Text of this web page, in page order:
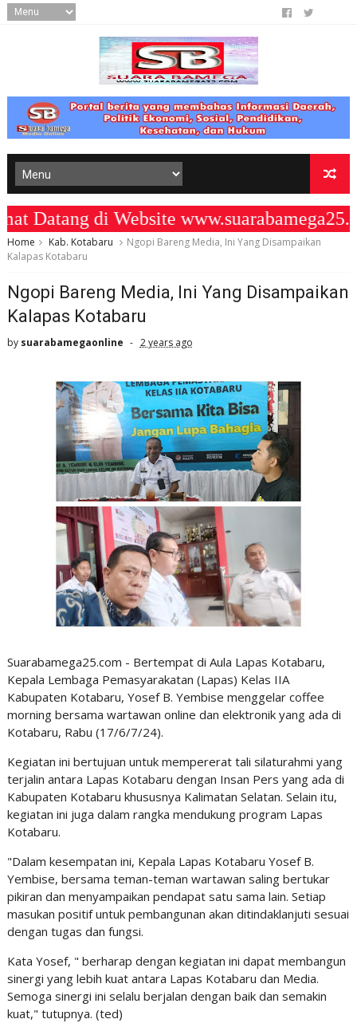
di Website
Home Kab. Kotabaru
Ngopi Bareng Media, Ini Yang Disampaikan
Kalapas Kotabaru
Ngopi Bareng Media, Ini Yang Disampaikan
Kalapas Kotabaru
by suarabamegaonline 2 years ago
Suarabamega25.com - Bertempat di Aula Lapas Kotabaru,
Kepala Lembaga Pemasyarakatan (Lapas) Kelas IIA
Kabupaten Kotabaru, Yosef B. Yembise menggelar coffee
morning bersama wartawan online dan elektronik yang ada di
Kotabaru, Rabu (17/6/7/24).
Kegiatan ini bertujuan untuk mempererat tali silaturahmi yang
terjalin antara Lapas Kotabaru dengan Insan Pers yang ada di
Kabupaten Kotabaru khususnya Kalimatan Selatan. Selain itu,
kegiatan ini juga dalam rangka mendukung program Lapas
Kotabaru.
"Dalam kesempatan ini, Kepala Lapas Kotabaru Yosef B.
Yembise, bersama teman-teman wartawan saling bertukar
pikiran dan menyampaikan pendapat satu sama lain. Setiap
masukan positif untuk pembangunan akan ditindaklanjuti sesuai
dengan tugas dan fungsi.
Kata Yosef, " berharap dengan kegiatan ini dapat membangun
sinergi yang lebih kuat antara Lapas Kotabaru dan Media.
Semoga sinergi ini selalu berjalan dengan baik dan semakin
kuat," tutupnya. (ted)